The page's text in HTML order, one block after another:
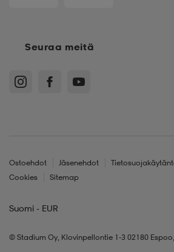
Seuraa meitä
Ostoehdot Jäsenehdot
Cookies
Sitemap
Suomi - EUR
© Stadium Oy, Klovinpellontie 1-3 02180